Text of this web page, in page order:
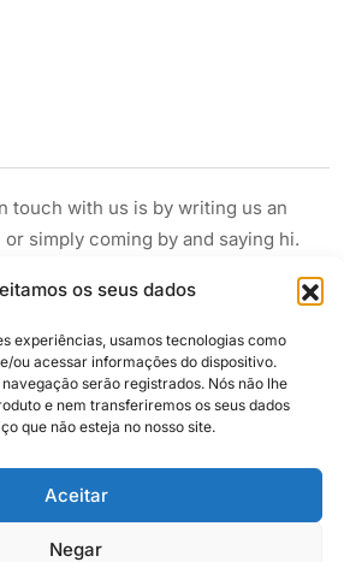
os seus dados
experiências, usamos tecnologias como
ou acessar informações do dispositivo.
serão registrados. Nós não lhe
e nem transferiremos os seus dados
que não esteja no nosso site.
Aceitar
Negar
touch with us is by writing us an
simply coming by and saying hi.